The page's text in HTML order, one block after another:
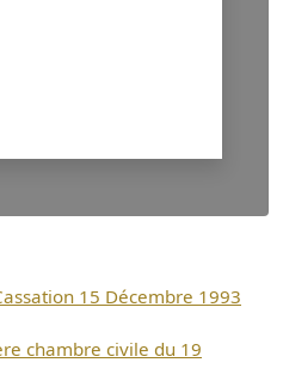
15 Décembre 1993
chambre civile du 19